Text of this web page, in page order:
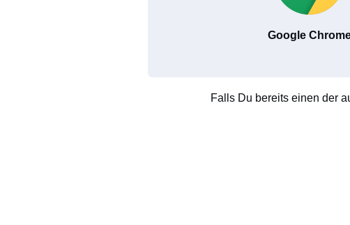
Google
Falls Du bereits einen der